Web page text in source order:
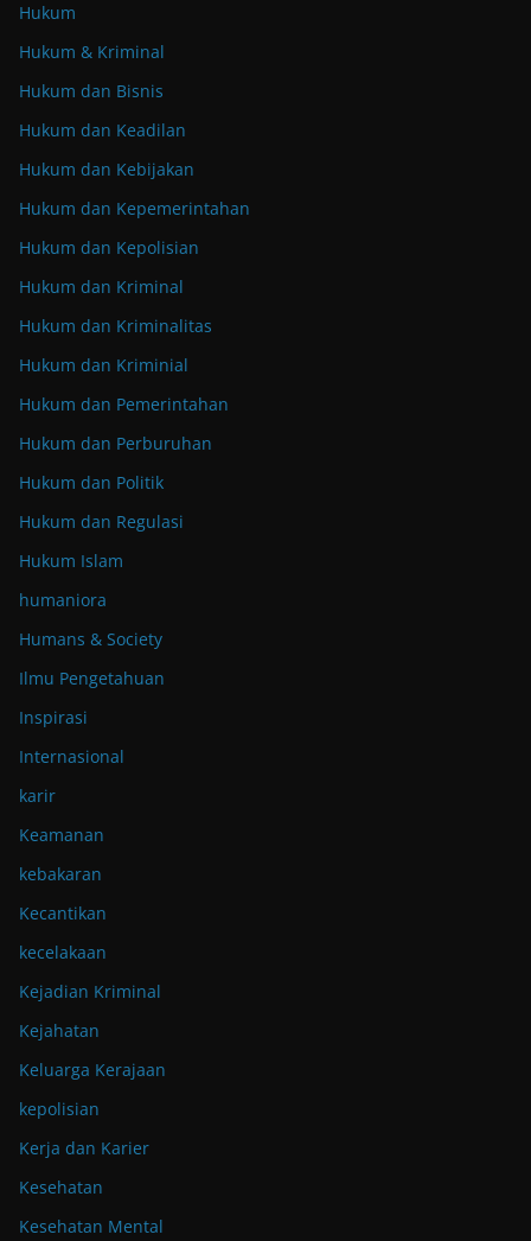
Hukum
Hukum & Kriminal
Hukum dan Bisnis
Hukum dan Keadilan
Hukum dan Kebijakan
Hukum dan Kepemerintahan
Hukum dan Kepolisian
Hukum dan Kriminal
Hukum dan Kriminalitas
Hukum dan Kriminial
Hukum dan Pemerintahan
Hukum dan Perburuhan
Hukum dan Politik
Hukum dan Regulasi
Hukum Islam
humaniora
Humans & Society
Ilmu Pengetahuan
Inspirasi
Internasional
karir
Keamanan
kebakaran
Kecantikan
kecelakaan
Kejadian Kriminal
Kejahatan
Keluarga Kerajaan
kepolisian
Kerja dan Karier
Kesehatan
Kesehatan Mental